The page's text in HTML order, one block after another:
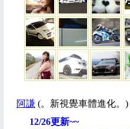
阿謙 (。新視覺車體進化。)
12/26更新~~